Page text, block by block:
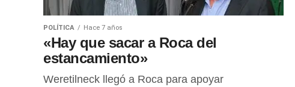
POLÍTICA Hace 7 años
«Hay que sacar a Roca del
estancamiento»
Weretilneck llegó a Roca para apoyar